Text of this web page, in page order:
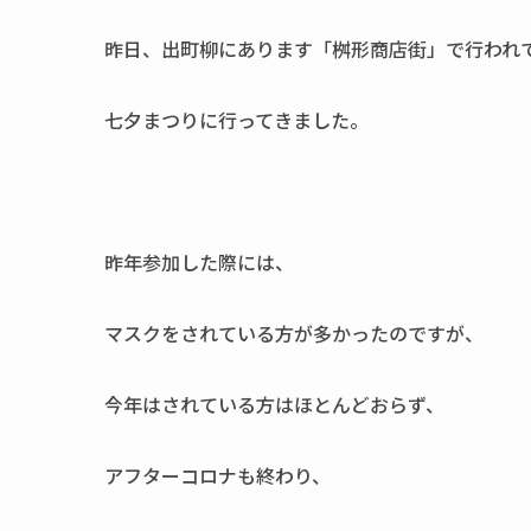
昨日、出町柳にあります「桝形商店街」で行われ
七夕まつりに行ってきました。
昨年参加した際には、
マスクをされている方が多かったのですが、
今年はされている方はほとんどおらず、
アフターコロナも終わり、